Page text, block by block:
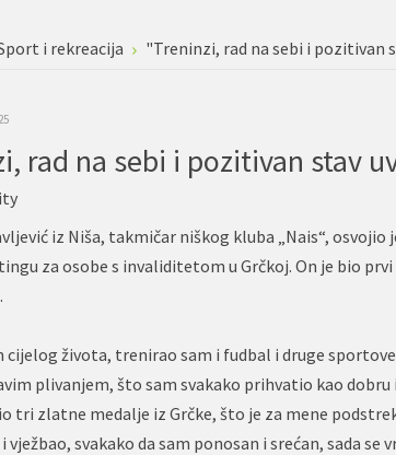
i rekreacija "Treninzi, rad na sebi i pozitivan
rad na sebi i pozitivan stav
iz Niša, takmičar niškog kluba „Nais“,
za osobe s invaliditetom u Grčkoj. On je bio
cijelog života, trenirao sam i fudbal i druge
plivanjem, što sam svakako prihvatio kao
tri zlatne medalje iz Grčke, što je za mene
vježbao, svakako da sam ponosan i srećan, sada